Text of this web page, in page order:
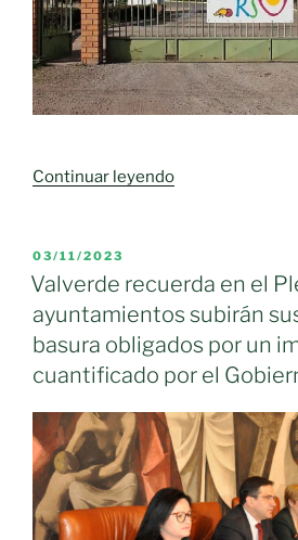
Continuar leyendo««Más
respirando
basura»»
PUBLICADO
EL
03/11/2023
Valverde recuerda en el
ayuntamientos subirán
basura obligados por un
cuantificado por el